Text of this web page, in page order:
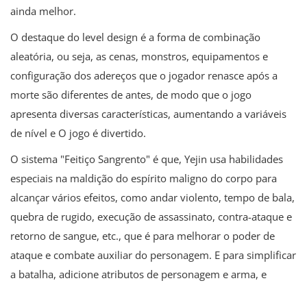
ainda melhor.
O destaque do level design é a forma de combinação
aleatória, ou seja, as cenas, monstros, equipamentos e
configuração dos adereços que o jogador renasce após a
morte são diferentes de antes, de modo que o jogo
apresenta diversas características, aumentando a variáveis ​​
de nível e O jogo é divertido.
O sistema "Feitiço Sangrento" é que, Yejin usa habilidades
especiais na maldição do espírito maligno do corpo para
alcançar vários efeitos, como andar violento, tempo de bala,
quebra de rugido, execução de assassinato, contra-ataque e
retorno de sangue, etc., que é para melhorar o poder de
ataque e combate auxiliar do personagem. E para simplificar
a batalha, adicione atributos de personagem e arma, e